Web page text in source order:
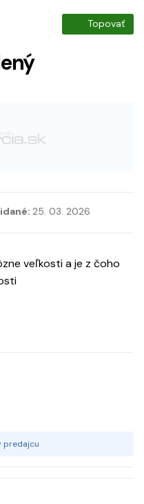
Topovať
25. 03. 2026
veľkosti a je z čoho
predajcu